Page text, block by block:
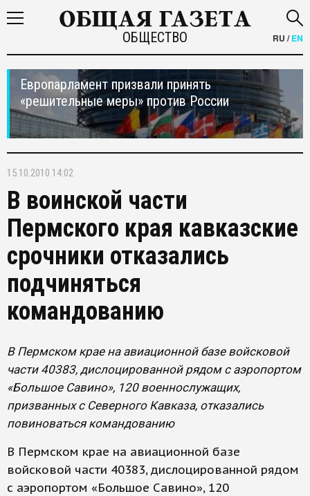
ОБЩЕСТВО RU /EN
Европарламент призвали принять
«решительные меры» против России
15.10.2010 14:02
В воинской части
Пермского края кавказские
срочники отказались
подчиняться
командованию
В Пермском крае на авиационной базе войсковой
части 40383, дислоцированной рядом с аэропортом
«Большое Савино», 120 военнослужащих,
призванных с Северного Кавказа, отказались
повиноваться командованию
В Пермском крае на авиационной базе
войсковой части 40383, дислоцированной рядом
с аэропортом «Большое Савино», 120